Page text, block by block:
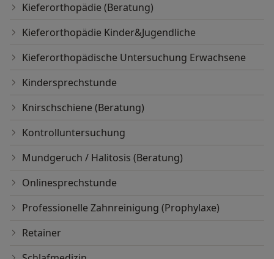
Kieferorthopädie (Beratung)
Kieferorthopädie Kinder&Jugendliche
Kieferorthopädische Untersuchung Erwachsene
Kindersprechstunde
Knirschschiene (Beratung)
Kontrolluntersuchung
Mundgeruch / Halitosis (Beratung)
Onlinesprechstunde
Professionelle Zahnreinigung (Prophylaxe)
Retainer